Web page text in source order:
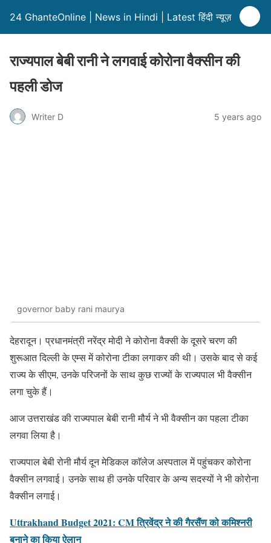
24 GhanteOnline | News in Hindi | Latest हिंदी न्यूज़
राज्यपाल बेबी रानी ने लगवाई कोरोना वैक्सीन की
पहली डोज
Writer D 5 years ago
governor baby rani maurya
देहरादून। प्रधानमंत्री नरेंद्र मोदी ने कोरोना वैक्सी के दूसरे चरण की
शुरूआत दिल्ली के एम्स में कोरोना टीका लगाकर की थी। उसके बाद से कई
राज्य के सीएम, उनके परिजनों के साथ कुछ राज्यों के राज्यपाल भी वैक्सीन
लगा चुके हैं।
आज उत्तराखंड की राज्यपाल बेबी रानी मौर्य ने भी वैक्सीन का पहला टीका
लगवा लिया है।
राज्यपाल बेबी रोनी मौर्य दून मेडिकल काॅलेज अस्पताल में पहुंचकर कोरोना
वैक्सीन लगवाई। उनके साथ ही उनके परिवार के अन्य सदस्यों ने भी कोरोना
वैक्सीन लगाई।
Uttrakhand Budget 2021: CM त्रिवेंद्र ने की गैरसैंण को कमिश्नरी
बनाने का किया ऐलान